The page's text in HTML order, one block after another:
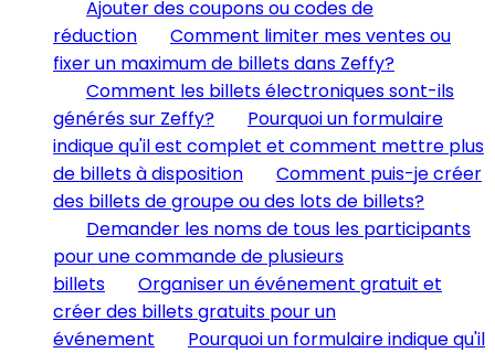
Ajouter des coupons ou codes de
réduction
Comment limiter mes ventes ou
fixer un maximum de billets dans Zeffy?
Comment les billets électroniques sont-ils
générés sur Zeffy?
Pourquoi un formulaire
indique qu'il est complet et comment mettre plus
de billets à disposition
Comment puis-je créer
des billets de groupe ou des lots de billets?
Demander les noms de tous les participants
pour une commande de plusieurs
billets
Organiser un événement gratuit et
créer des billets gratuits pour un
événement
Pourquoi un formulaire indique qu'il